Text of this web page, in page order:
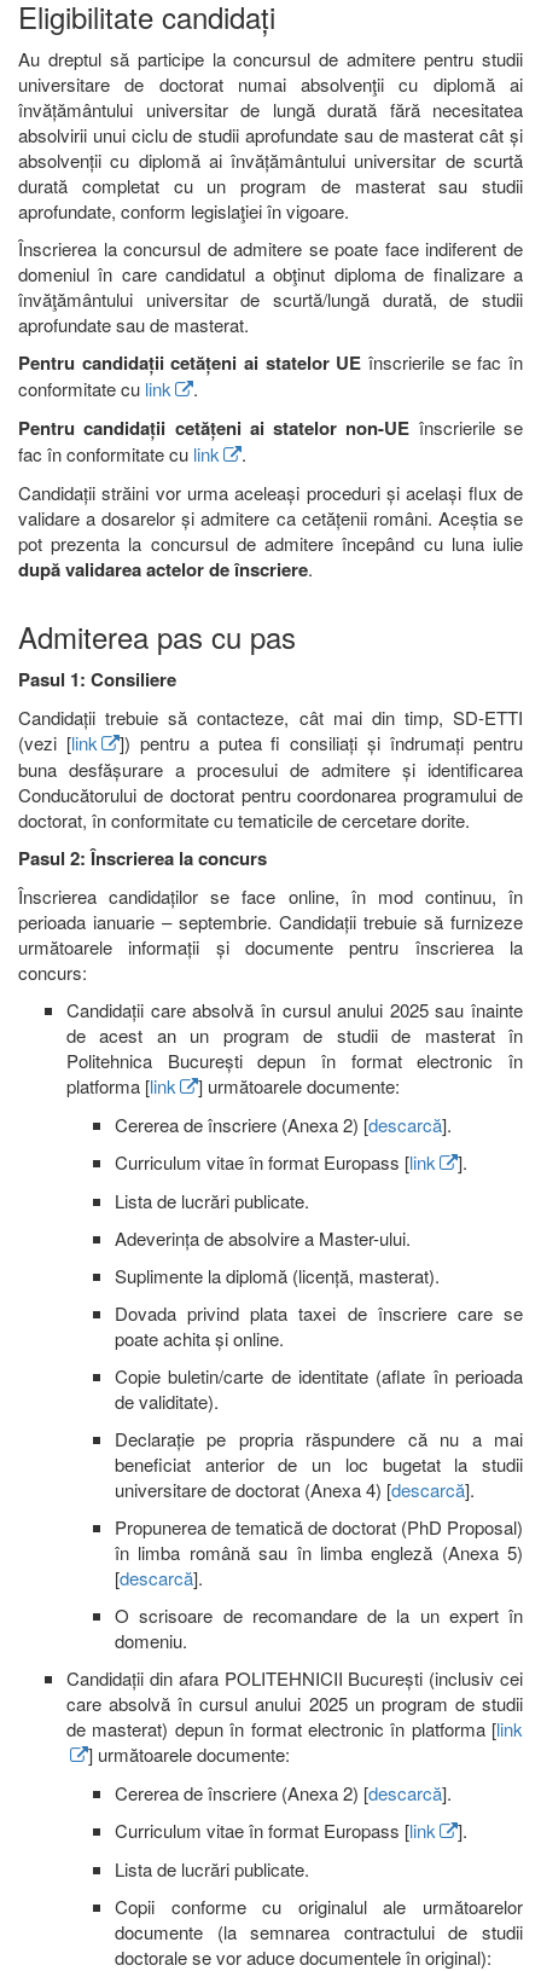
Eligibilitate candidați
Au dreptul să participe la concursul de admitere pentru studii
universitare de doctorat numai absolvenţii cu diplomă ai
învățământului universitar de lungă durată fără necesitatea
absolvirii unui ciclu de studii aprofundate sau de masterat cât și
absolvenții cu diplomă ai învățământului universitar de scurtă
durată completat cu un program de masterat sau studii
aprofundate, conform legislaţiei în vigoare.
Înscrierea la concursul de admitere se poate face indiferent de
domeniul în care candidatul a obţinut diploma de finalizare a
învăţământului universitar de scurtă/lungă durată, de studii
aprofundate sau de masterat.
Pentru candidații cetățeni ai statelor UE înscrierile se fac în
conformitate cu link .
Pentru candidații cetățeni ai statelor non-UE înscrierile se
fac în conformitate cu link
.
Candidații străini vor urma aceleași proceduri și același flux de
validare a dosarelor și admitere ca cetățenii români. Aceștia se
pot prezenta la concursul de admitere începând cu luna iulie
după validarea actelor de înscriere.
Admiterea pas cu pas
Pasul 1: Consiliere
Candidații trebuie să contacteze, cât mai din timp, SD-ETTI
(vezi [link
]) pentru a putea fi consiliați și îndrumați pentru
buna desfășurare a procesului de admitere și identificarea
Conducătorului de doctorat pentru coordonarea programului de
doctorat, în conformitate cu tematicile de cercetare dorite.
Pasul 2: Înscrierea la concurs
Înscrierea candidaților se face online, în mod continuu, în
perioada ianuarie – septembrie. Candidații trebuie să furnizeze
următoarele informații și documente pentru înscrierea la
concurs:
Candidații care absolvă în cursul anului 2025 sau înainte
de acest an un program de studii de masterat în
Politehnica București depun în format electronic în
platforma [link
] următoarele documente:
Cererea de înscriere (Anexa 2) [descarcă].
Curriculum vitae în format Europass [link
].
Lista de lucrări publicate.
Adeverința de absolvire a Master-ului.
Suplimente la diplomă (licență, masterat).
Dovada privind plata taxei de înscriere care se
poate achita și online.
Copie buletin/carte de identitate (aflate în perioada
de validitate).
Declarație pe propria răspundere că nu a mai
beneficiat anterior de un loc bugetat la studii
universitare de doctorat (Anexa 4) [descarcă].
Propunerea de tematică de doctorat (PhD Proposal)
în limba română sau în limba engleză (Anexa 5)
[descarcă].
O scrisoare de recomandare de la un expert în
domeniu.
Candidații din afara POLITEHNICII București (inclusiv cei
care absolvă în cursul anului 2025 un program de studii
de masterat) depun în format electronic în platforma [link
] următoarele documente:
Cererea de înscriere (Anexa 2) [descarcă].
Curriculum vitae în format Europass [link
].
Lista de lucrări publicate.
Copii conforme cu originalul ale următoarelor
documente (la semnarea contractului de studii
doctorale se vor aduce documentele în original):